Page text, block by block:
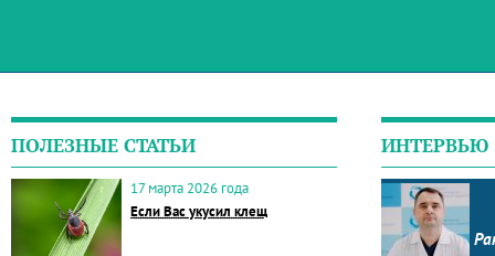
ПОЛЕЗНЫЕ СТАТЬИ
17 марта 2026 года
Если Вас укусил клещ
ИНТЕРВЬЮ